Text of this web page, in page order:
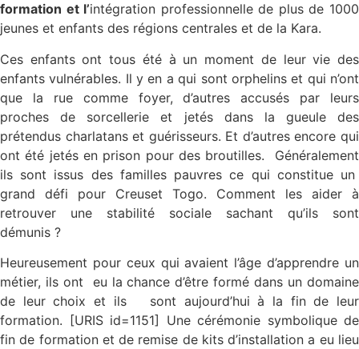
formation et l’intégration professionnelle de plus de 1000
jeunes et enfants des régions centrales et de la Kara.
Ces enfants ont tous été à un moment de leur vie des
enfants vulnérables. Il y en a qui sont orphelins et qui n’ont
que la rue comme foyer, d’autres accusés par leurs
proches de sorcellerie et jetés dans la gueule des
prétendus charlatans et guérisseurs. Et d’autres encore qui
ont été jetés en prison pour des broutilles. Généralement
ils sont issus des familles pauvres ce qui constitue un
grand défi pour Creuset Togo. Comment les aider à
retrouver une stabilité sociale sachant qu’ils sont
démunis ?
Heureusement pour ceux qui avaient l’âge d’apprendre un
métier, ils ont eu la chance d’être formé dans un domaine
de leur choix et ils sont aujourd’hui à la fin de leur
formation. [URIS id=1151] Une cérémonie symbolique de
fin de formation et de remise de kits d’installation a eu lieu